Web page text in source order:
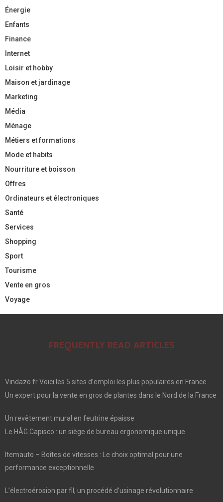
Énergie
Enfants
Finance
Internet
Loisir et hobby
Maison et jardinage
Marketing
Média
Ménage
Métiers et formations
Mode et habits
Nourriture et boisson
Offres
Ordinateurs et électroniques
Santé
Services
Shopping
Sport
Tourisme
Vente en gros
Voyage
FREQUENTLY READ ARTICLES
Vindazo.fr Voici les 5 sites d’emploi les plus populaires en France
Un expert pour la vente en gros de plantes dans le Nord de la France
Un revêtement mural en feutrine épaisse
Le HÅG Capisco : un siège de bureau ergonomique unique
Itemauto – Boîtes de vitesses : Le choix optimal pour une
performance exceptionnelle
L’électroérosion par fil, un procédé d’usinage révolutionnaire